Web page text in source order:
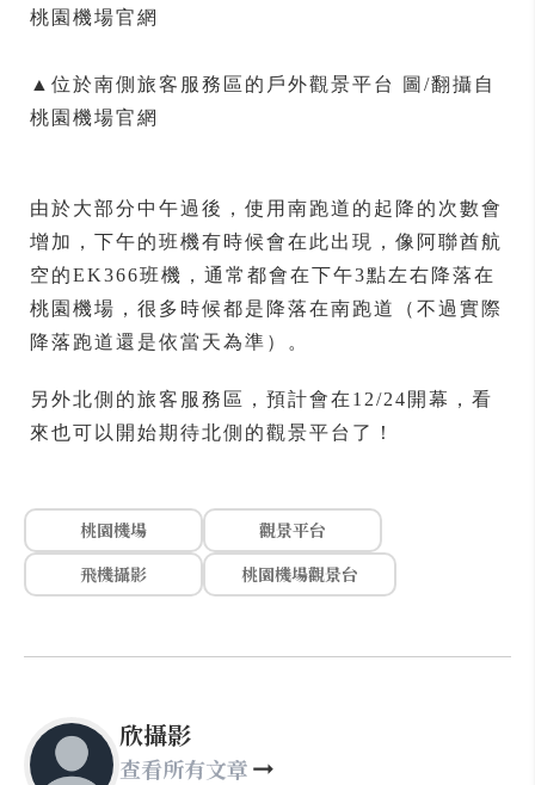
桃園機場官網
▲位於南側旅客服務區的戶外觀景平台 圖/翻攝自
桃園機場官網
由於大部分中午過後，使用南跑道的起降的次數會
增加，下午的班機有時候會在此出現，像阿聯酋航
空的EK366班機，通常都會在下午3點左右降落在
桃園機場，很多時候都是降落在南跑道（不過實際
降落跑道還是依當天為準）。
另外北側的旅客服務區，預計會在12/24開幕，看
來也可以開始期待北側的觀景平台了！
桃園機場
觀景平台
飛機攝影
桃園機場觀景台
欣攝影
查看所有文章